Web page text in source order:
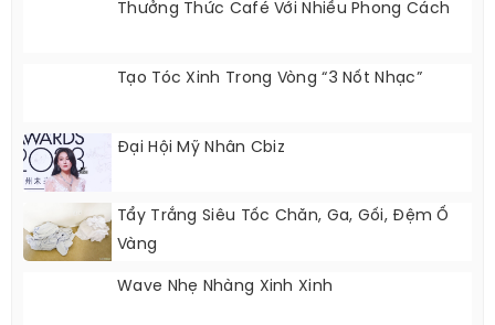
Thưởng Thức Café Với Nhiều Phong Cách
Tạo Tóc Xinh Trong Vòng “3 Nốt Nhạc”
Đại Hội Mỹ Nhân Cbiz
Tẩy Trắng Siêu Tốc Chăn, Ga, Gối, Đệm Ố
Vàng
Wave Nhẹ Nhàng Xinh Xinh